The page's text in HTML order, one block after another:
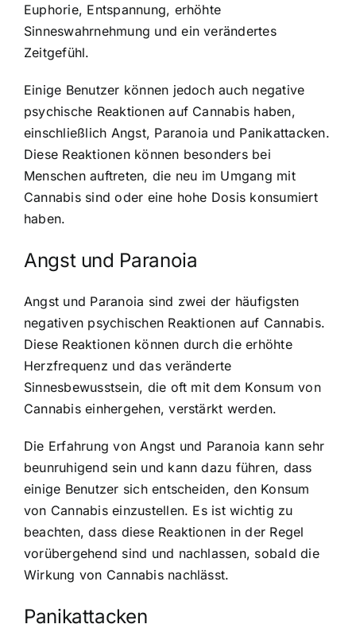
Euphorie, Entspannung, erhöhte
Sinneswahrnehmung und ein verändertes
Zeitgefühl.
Einige Benutzer können jedoch auch negative
psychische Reaktionen auf Cannabis haben,
einschließlich Angst, Paranoia und Panikattacken.
Diese Reaktionen können besonders bei
Menschen auftreten, die neu im Umgang mit
Cannabis sind oder eine hohe Dosis konsumiert
haben.
Angst und Paranoia
Angst und Paranoia sind zwei der häufigsten
negativen psychischen Reaktionen auf Cannabis.
Diese Reaktionen können durch die erhöhte
Herzfrequenz und das veränderte
Sinnesbewusstsein, die oft mit dem Konsum von
Cannabis einhergehen, verstärkt werden.
Die Erfahrung von Angst und Paranoia kann sehr
beunruhigend sein und kann dazu führen, dass
einige Benutzer sich entscheiden, den Konsum
von Cannabis einzustellen. Es ist wichtig zu
beachten, dass diese Reaktionen in der Regel
vorübergehend sind und nachlassen, sobald die
Wirkung von Cannabis nachlässt.
Panikattacken